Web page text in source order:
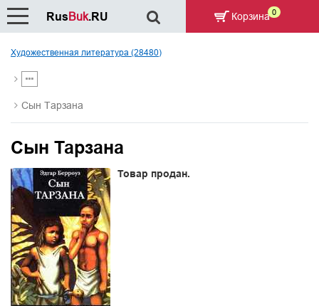
Художественная литература (28480)
Сын Тарзана
Сын Тарзана
Товар продан.
RusBuk.RU Корзина 0